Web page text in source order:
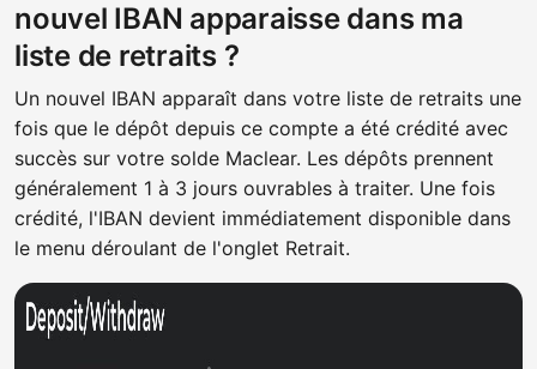
nouvel IBAN apparaisse dans ma
liste de retraits ?
Un nouvel IBAN apparaît dans votre liste de retraits une
fois que le dépôt depuis ce compte a été crédité avec
succès sur votre solde Maclear. Les dépôts prennent
généralement 1 à 3 jours ouvrables à traiter. Une fois
crédité, l'IBAN devient immédiatement disponible dans
le menu déroulant de l'onglet Retrait.